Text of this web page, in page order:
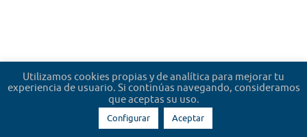
Utilizamos cookies propias y de analítica para mejorar tu
experiencia de usuario. Si continúas navegando, consideramos
que aceptas su uso.
Configurar Aceptar